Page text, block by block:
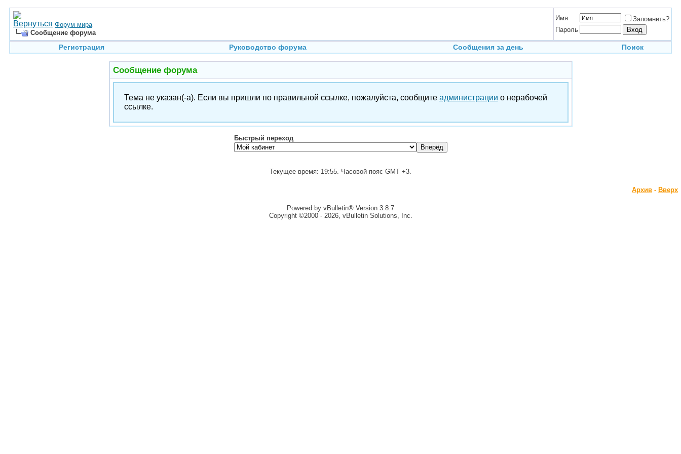
Форум мира
Сообщение форума
Имя
Запомнить?
Пароль
Регистрация Руководство форума Сообщения за день Поиск
Сообщение форума
Тема не указан(-а). Если вы пришли по правильной ссылке, пожалуйста, сообщите администрации о нерабочей
ссылке.
Быстрый переход
Текущее время: 19:55. Часовой пояс GMT +3.
Архив - Вверх
Powered by vBulletin® Version 3.8.7
Copyright ©2000 - 2026, vBulletin Solutions, Inc.